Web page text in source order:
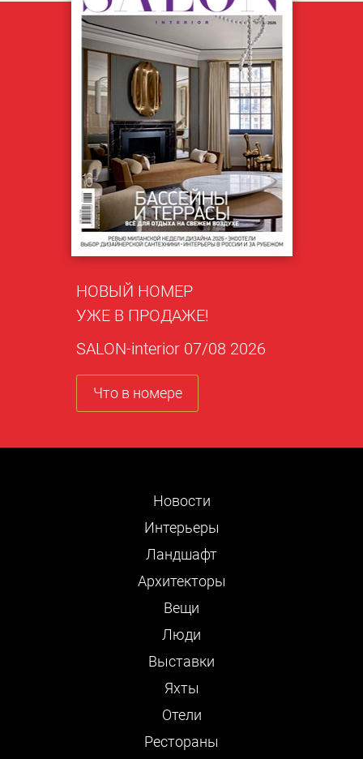
НОВЫЙ НОМЕР
УЖЕ В ПРОДАЖЕ!
SALON-interior 07/08 2026
Что в номере
Новости
Интерьеры
Ландшафт
Архитекторы
Вещи
Люди
Выставки
Яхты
Отели
Рестораны